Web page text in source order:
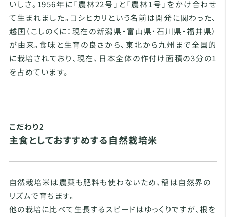
いしさ。1956年に「農林22号」と「農林1号」をかけ合わせ
て生まれました。コシヒカリという名前は開発に関わった、
越国（こしのくに：現在の新潟県・富山県・石川県・福井県）
が由来。食味と生育の良さから、東北から九州まで全国的
に栽培されており、現在、日本全体の作付け面積の3分の1
を占めています。
こだわり2
主食としておすすめする自然栽培米
自然栽培米は農薬も肥料も使わないため、稲は自然界の
リズムで育ちます。
他の栽培に比べて生長するスピードはゆっくりですが、根を